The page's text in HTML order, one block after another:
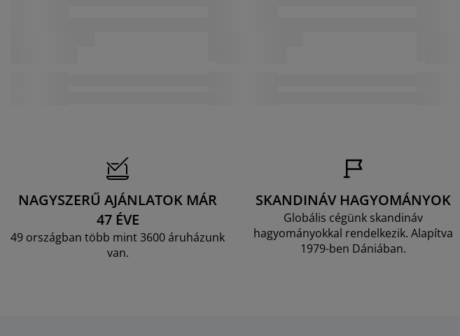
NAGYSZERŰ AJÁNLATOK MÁR
47 ÉVE
49 országban több mint 3600 áruházunk
van.
SKANDINÁV HAGYOMÁNYOK
Globális cégünk skandináv
hagyományokkal rendelkezik. Alapítva
1979-ben Dániában.